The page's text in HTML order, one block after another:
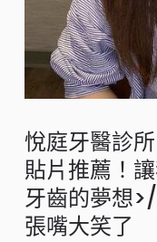
悅庭牙醫診
貼片推薦！
牙齒的夢想
張嘴大笑了